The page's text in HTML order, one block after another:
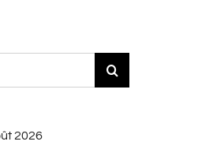
2026